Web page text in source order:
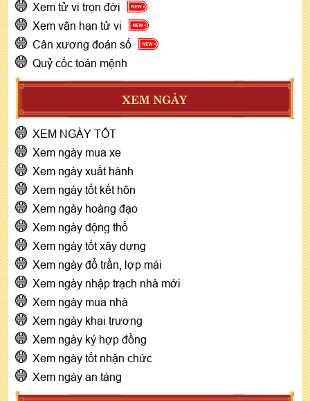
Xem tử vi trọn đời
Xem vận hạn tử vi
Cân xương đoán số
Quỷ cốc toán mệnh
XEM NGÀY
XEM NGÀY TỐT
Xem ngày mua xe
Xem ngày xuất hành
Xem ngày tốt kết hôn
Xem ngày hoàng đạo
Xem ngày động thổ
Xem ngày tốt xây dựng
Xem ngày đổ trần, lợp mái
Xem ngày nhập trạch nhà mới
Xem ngày mua nhà
Xem ngày khai trương
Xem ngày ký hợp đồng
Xem ngày tốt nhận chức
Xem ngày an táng